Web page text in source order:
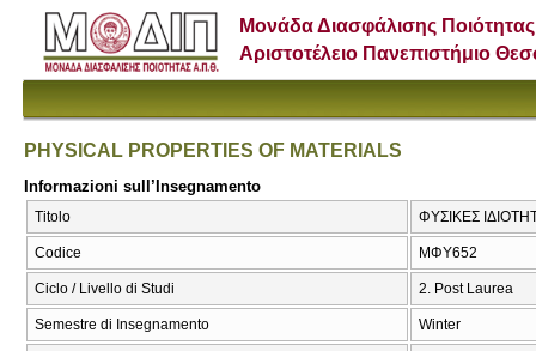
Μονάδα Διασφάλισης Ποιότητας
Αριστοτέλειο Πανεπιστήμιο
PHYSICAL PROPERTIES OF MATERIALS
Informazioni sull’Insegnamento
Titolo ΦΥΣΙΚΕΣ
Codice ΜΦΥ652
Ciclo / Livello di Studi 2. Post Laurea
Semestre di Insegnamento Winter